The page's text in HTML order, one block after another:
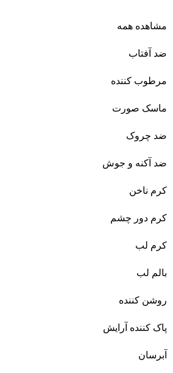
مشاهده همه
ضد آفتاب
مرطوب کننده
ماسک صورت
ضد چروک
ضد آکنه و جوش
کرم ناخن
کرم دور چشم
کرم لب
بالم لب
روشن کننده
پاک کننده آرایش
آبرسان